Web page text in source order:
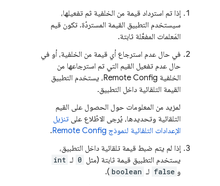
إذا تم استرداد قيمة من الخلفية ثم تفعيلها،
سيستخدم التطبيق القيمة المستردّة. تكون قيم
المَعلمات المفعَّلة ثابتة.
في حال عدم استرجاع أي قيمة من الخلفية، أو في
حال عدم تفعيل القيم التي تم استرجاعها من
الخلفية Remote Config، يستخدم التطبيق
القيمة التلقائية داخل التطبيق.
لمزيد من المعلومات حول الحصول على القيم
التلقائية وتحديدها، يُرجى الاطّلاع على تنزيل
الإعدادات التلقائية لنموذج Remote Config
.
إذا لم يتم ضبط قيمة تلقائية داخل التطبيق،
يستخدم التطبيق قيمة ثابتة (مثل 0 لـ int
و false لـ boolean
).